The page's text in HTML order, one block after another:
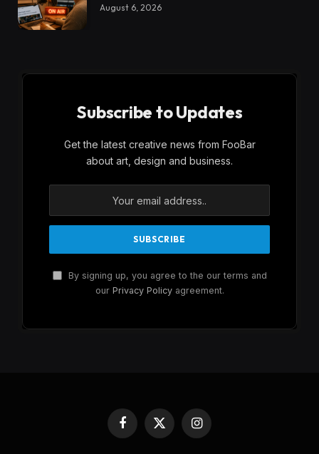
August 6, 2026
Subscribe to Updates
Get the latest creative news from FooBar
about art, design and business.
By signing up, you agree to the our terms and
our Privacy Policyagreement.
Facebook
X
Instagram